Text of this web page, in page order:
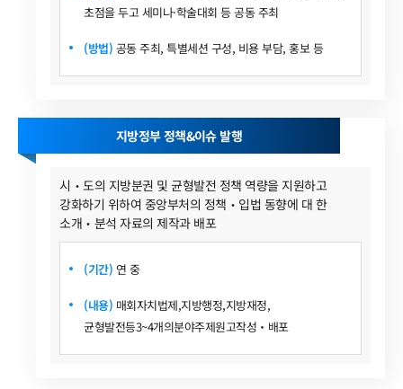
초점을 두고 세미나·학술대회 등 공동 주최
(방법) 공동 주최, 특별세션 구성, 비용 부담, 홍보 등
지방정부 정책&이슈 발행
시‧도의 지방분권 및 균형발전 정책 역량을 지원하고
강화하기 위하여 중앙부처의 정책‧입법 동향에 대 한
소개‧분석 자료의 제작과 배포
(기간) 연 중
(내용) 매회자치법제,지방행정,지방재정,
균형발전등3~4개의분야주제원고작성‧배포